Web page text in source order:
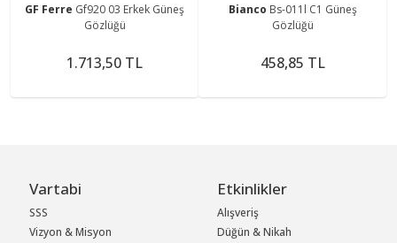
GF Ferre Gf920 03 Erkek Güneş
Gözlüğü
1.713,50 TL
Bianco Bs-011l C1 Güneş
Gözlüğü
458,85 TL
Vartabi
SSS
Vizyon & Misyon
Etkinlikler
Alışveriş
Düğün & Nikah